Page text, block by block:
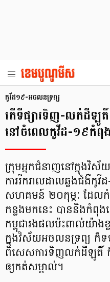
កូវីដ១៩-អចលនទ្រព្យ
តើទីផ្សារទិញ-លក់ដីឡូ
នៅចំពេលកូវីដ-១៩កំពុង
ក្រុមអ្នកជំនាញនៅក្នុងវិស័
ការរីករាលដាលឆ្លងជំងឺកូវី
សហគមន៍ ២០កុម្ភៈ ដែល
កន្លងមកនេះ បាននិងកំពុង
កម្ពុជារងផលប៉ះពាល់យ៉ាង
ក្នុងវិស័យអចលនទ្រព្យ ក៏
ពិសេសការទិញលក់ដីឡូតិ៍ ក៏
ឲ្យកត់សម្គាល់។